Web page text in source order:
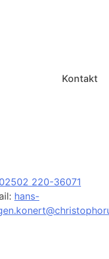
Kontakt
02502 220-36071
hans-